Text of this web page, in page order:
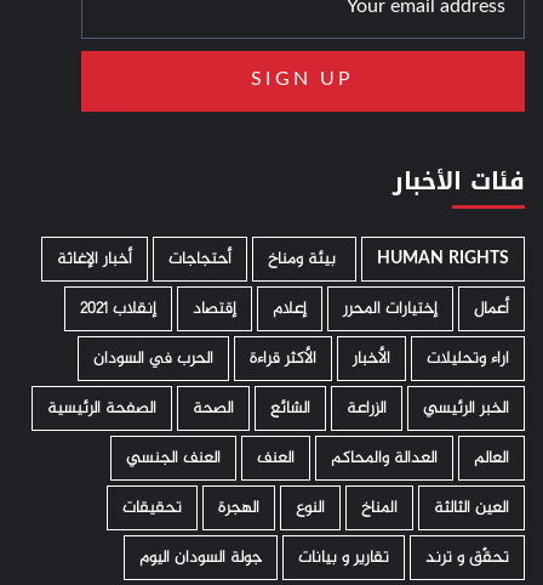
فئات الأخبار
HUMAN RIGHTS ­ بيئة ومناخ أحتجاجات
أخبار الإغاثة
أعمال
إختيارات المحرر إعلام إقتصاد
إنقلاب 2021
اراء وتحليلات
الأخبار الأكثر قراءة
الحرب في السودان
الخبر الرئيسي
الزراعة الشائع الصحة
الصفحة الرئيسية
العالم
العدالة والمحاكم العنف
العنف الجنسي
العين الثالثة
المناخ النوع الهجرة
تحقيقات
تحقّق و ترند
تقارير و بيانات جولة السودان اليوم